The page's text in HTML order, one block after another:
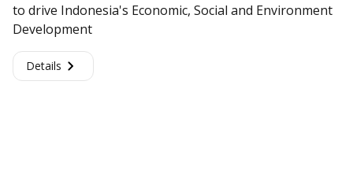
to drive Indonesia's Economic, Social and Environment
Development
Details